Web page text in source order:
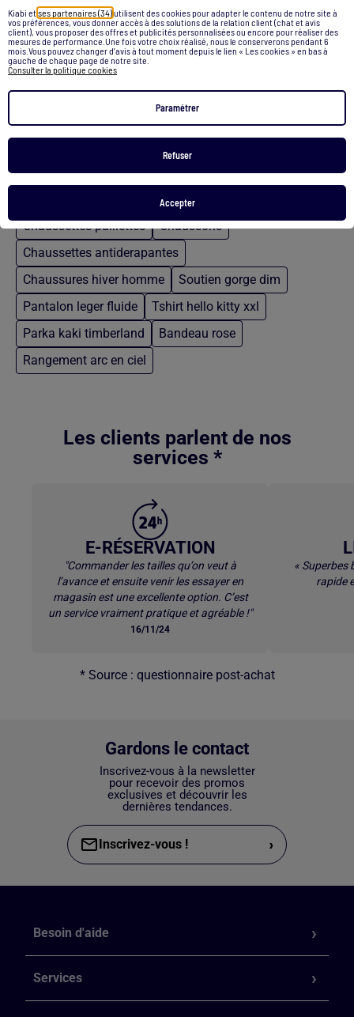
Kiabi etses partenaires (34)utilisent des cookies pour adapter le contenu de notre site à
vos préférences, vous donner accès à des solutions de la relation client (chat et avis
client), vous proposer des offres et publicités personnalisées ou encore pour réaliser des
mesures de performance.Une fois votre choix réalisé, nous le conserverons pendant 6
mois.Vous pouvez changer d’avis à tout moment depuis le lien « Les cookies » en bas à
gauche de chaque page de notre site.
Consulter la politique cookies
Paramétrer
Refuser
Accepter
Chaussons mules
7,00 €
Voir le produit
Chaussons homme dim
Chaussettes paillettes
Chaussons
Chaussettes antiderapantes
Chaussures hiver homme
Soutien gorge dim
Pantalon leger fluide
Tshirt hello kitty xxl
Parka kaki timberland
Bandeau rose
Rangement arc en ciel
Les clients parlent de nos
services *
E-RÉSERVATION
"Commander les tailles qu’on veut à
l’avance et ensuite venir les essayer en
magasin est une excellente option. C’est
un service vraiment pratique et agréable !"
16/11/24
« Superbes
rapide
* Source : questionnaire post-achat
Gardons le contact
Inscrivez-vous à la newsletter
pour recevoir des promos
exclusives et découvrir les
dernières tendances.
Inscrivez-vous ! ›
Besoin d'aide
Services